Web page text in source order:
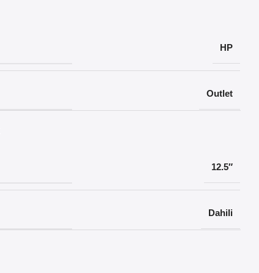
HP
Outlet
12.5″
Dahili